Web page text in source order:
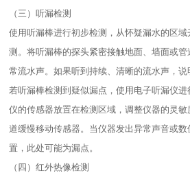
（三）听漏检测​
使用听漏棒进行初步检测，从怀疑漏水的区
测。将听漏棒的探头紧密接触地面、墙面或
常流水声。如果听到持续、清晰的流水声，说
若听漏棒检测到疑似漏点，使用电子听漏仪
仪的传感器放置在检测区域，调整仪器的灵
道缓慢移动传感器。当仪器发出异常声音或
置，此处可能为漏点。​
（四）红外热像检测​